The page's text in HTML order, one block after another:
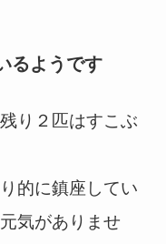
るようです
り２匹はすこぶ
的に鎮座してい
気がありませ